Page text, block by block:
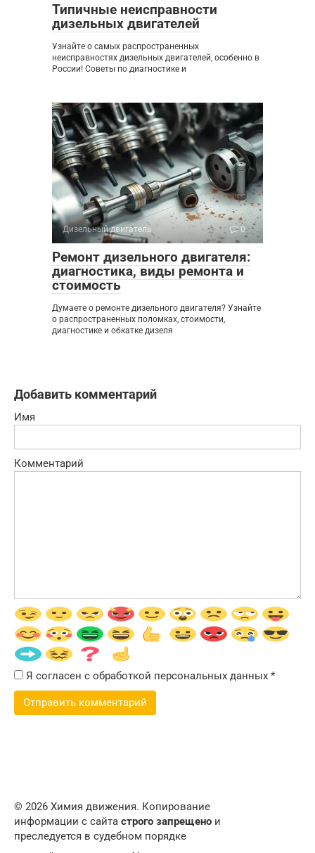
Типичные неисправности
дизельных двигателей
Узнайте о самых распространенных
неисправностях дизельных двигателей, особенно в
России! Советы по диагностике и
Дизельный двигатель 0
Ремонт дизельного двигателя:
диагностика, виды ремонта и
стоимость
Думаете о ремонте дизельного двигателя? Узнайте
о распространенных поломках, стоимости,
диагностике и обкатке дизеля
Добавить комментарий
Имя
Комментарий
Я согласен с обработкой персональных данных *
© 2026 Химия движения. Копирование
информации с сайта строго запрещено и
преследуется в судебном порядке